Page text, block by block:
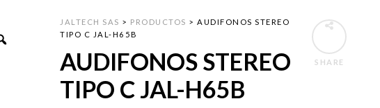
SHARE
JALTECH SAS > PRODUCTOS >AUDIFONOS STEREO
TIPO C JAL-H65B
AUDIFONOS STEREO
TIPO C JAL-H65B